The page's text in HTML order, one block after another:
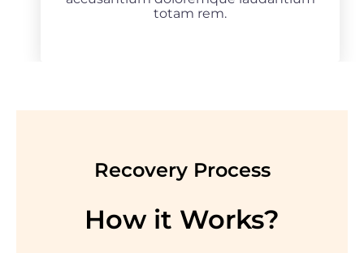
totam rem.
Recovery Process
How it Works?